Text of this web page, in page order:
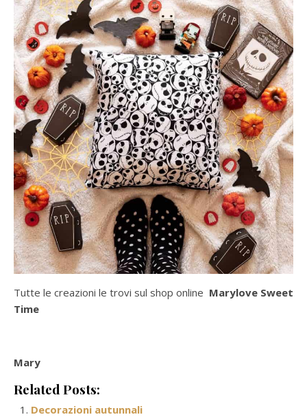
Tutte le creazioni le trovi sul shop online Marylove Sweet
Time
Mary
Related Posts:
Decorazioni autunnali